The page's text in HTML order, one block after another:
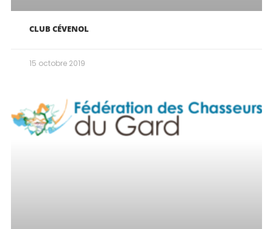
CLUB CÉVENOL
15 octobre 2019